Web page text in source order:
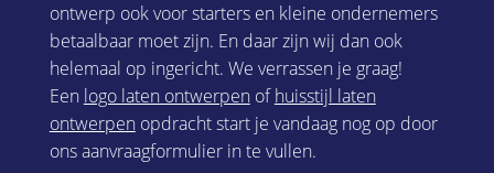
ontwerp ook voor starters en kleine ondernemers
betaalbaar moet zijn. En daar zijn wij dan ook
helemaal op ingericht. We verrassen je graag!
Een logo laten ontwerpenofhuisstijl laten
ontwerpenopdracht start je vandaag nog op door
ons aanvraagformulier in te vullen.